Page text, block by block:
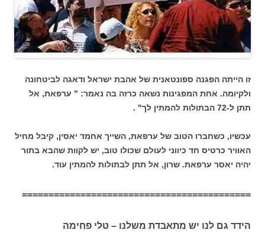
זו הייתה הפגנה ספונטאנית של אהבת ישראל ודאגה לביטחונה
ולקיומה. אחת המפגינות נשאה כרזה בה נאמר: " ערפאת, אל
תתן ל-72 הבתולות להמתין לך" .
עכשיו, כשחברו הטוב של ערפאת, השייך אחמד יאסין, קיבל מחיל
האוויר כרטיס חד כיווני לעולם שכולו טוב, יש לקוות שהבא בתור
יהיה יאסר ערפאת. שרון, אל תתן לבתולות להמתין עוד.
===========================================
הידד גם לנו יש מתאבדת משלנו – טלי פחימה